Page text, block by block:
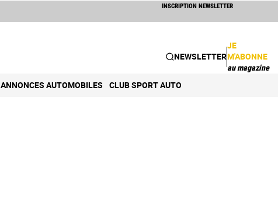
INSCRIPTION NEWSLETTER
NEWSLETTER
JE
M'ABONNE
au magazine
ANNONCES AUTOMOBILES CLUB SPORT AUTO